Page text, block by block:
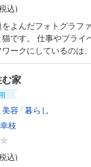
や思いやりを持ちな
文より）
込)
をよんだフォトグラフ
段から世界中を旅してい
ークにしているのは
撮影された写真の中
クト。 自然に溶け込
です。
家
美容/暮らし
枝
込)